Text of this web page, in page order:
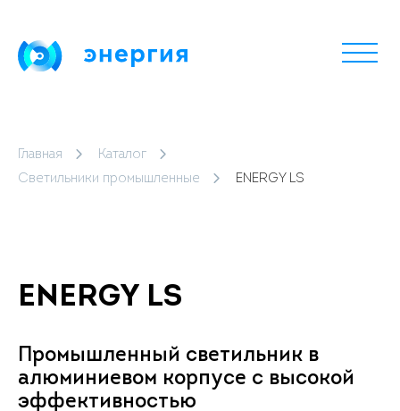
Главная
Каталог
Светильники промышленные
ENERGY LS
ENERGY LS
Промышленный светильник в
алюминиевом корпусе с высокой
эффективностью